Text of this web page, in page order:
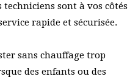
techniciens sont à vos côtés
rapide et sécurisée.
sans chauffage trop
des enfants ou des